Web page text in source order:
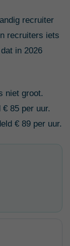
recruiter
recruiters iets
in 2026
niet groot.
85 per uur.
€ 89 per uur.